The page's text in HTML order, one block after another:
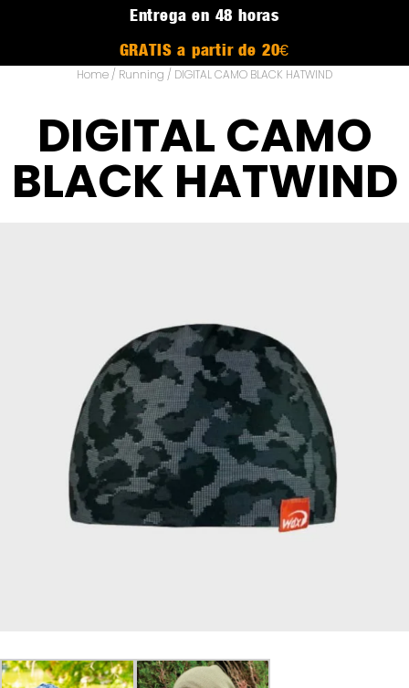
Entrega en 48 horas
GRATIS a partir de 20€
Home / Running / DIGITAL CAMO BLACK HATWIND
DIGITAL CAMO
BLACK HATWIND